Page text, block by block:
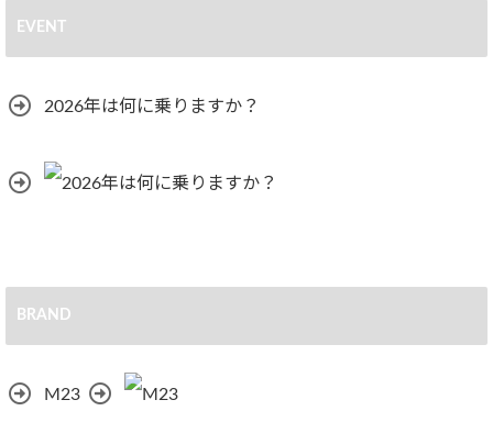
EVENT
2026年は何に乗りますか？
BRAND
M23